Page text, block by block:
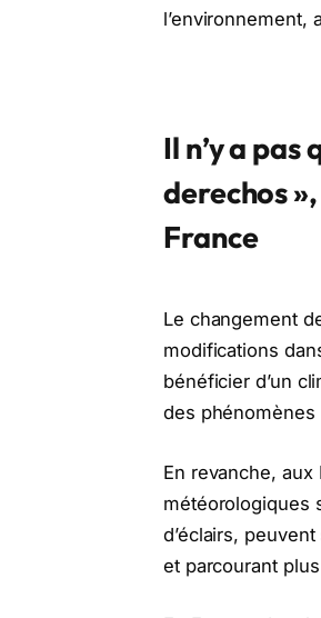
Il n’y a
derechos
France
Le changement
modifications
bénéficier d’un
des phénomènes
En revanche, aux
météorologiques
d’éclairs,
et parcourant